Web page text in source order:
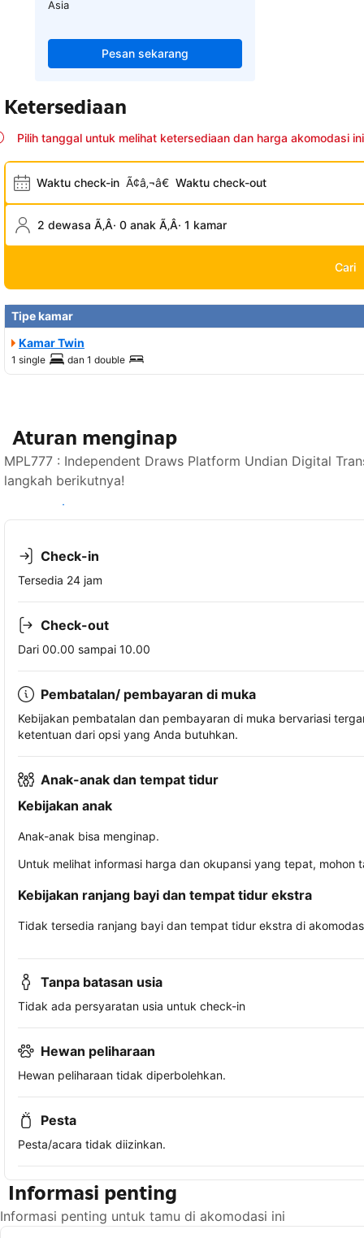
Asia
Pesan sekarang
Ketersediaan
Pilih tanggal untuk melihat ketersediaan dan harga akomodasi ini
Waktu check-in Ã¢â‚¬â€ Waktu check-out
2 dewasa Ã‚Â· 0 anak Ã‚Â· 1 kamar
Cari
Tipe kamar
Kamar Twin
1 single dan 1 double
Aturan menginap
MPL777 : Independent Draws Platform Undian Digital
langkah berikutnya!
Lihat ketersediaan
Check-in
Tersedia 24 jam
Check-out
Dari 00.00 sampai 10.00
Pembatalan/ pembayaran di muka
Kebijakan pembatalan dan pembayaran di muka bervariasi
ketentuan dari opsi yang Anda butuhkan.
Anak-anak dan tempat tidur
Kebijakan anak
Anak-anak bisa menginap.
Untuk melihat informasi harga dan okupansi yang tepat,
Kebijakan ranjang bayi dan tempat tidur ekstra
Tidak tersedia ranjang bayi dan tempat tidur ekstra di
Tanpa batasan usia
Tidak ada persyaratan usia untuk check-in
Hewan peliharaan
Hewan peliharaan tidak diperbolehkan.
Pesta
Pesta/acara tidak diizinkan.
Informasi penting
Informasi penting untuk tamu di akomodasi ini